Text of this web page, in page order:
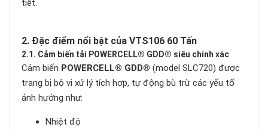
tiết.
2. Đặc điểm nổi bật của VTS106 60 Tấn
2.1. Cảm biến tải POWERCELL® GDD® siêu chính xác
Cảm biến POWERCELL® GDD® (model SLC720) được
trang bị bộ vi xử lý tích hợp, tự động bù trừ các yếu tố
ảnh hưởng như:
Nhiệt độ